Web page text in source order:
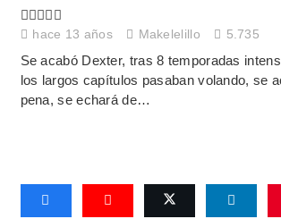
hace 13 años Makelelillo 5.735
Se acabó Dexter, tras 8 temporadas
los largos capítulos pasaban volando, se
pena, se echará de…